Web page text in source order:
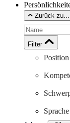
Zurück zu...
Filter
Position
Sprache